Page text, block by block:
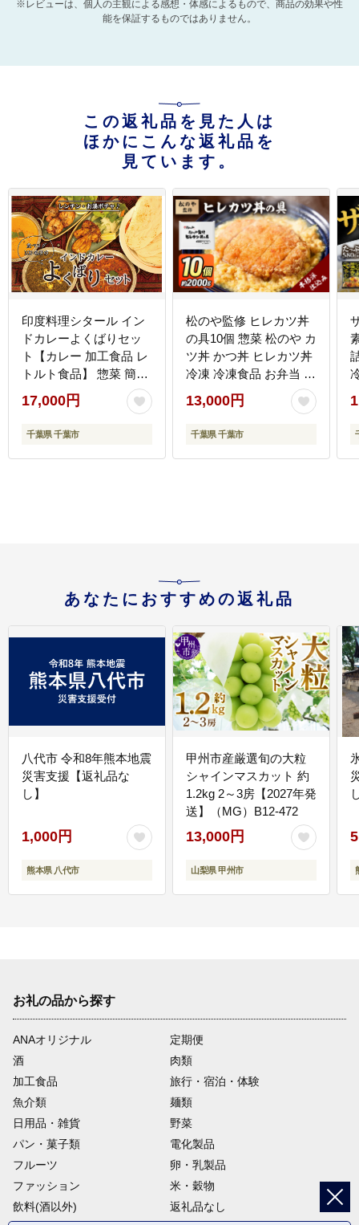
※レビューは、個人の主観による感想・体感によるもので、商品の効果や性
能を保証するものではありません。
この返礼品を見た人は
ほかにこんな返礼品を
見ています。
印度料理シタール イン
ドカレーよくばりセッ
ト【カレー 加工食品 レ
トルト食品】 惣菜 簡単
17,000円
千葉県 千葉市
松のや監修 ヒレカツ丼
の具10個 惣菜 松のや カ
ツ丼 かつ丼 ヒレカツ丼
冷凍 冷凍食品 お弁当 冷
凍惣菜 時短 簡単 レンジ
レンチン 松屋 千葉市 千
葉県
13,000円
千葉県 千葉市
あなたにおすすめの返礼品
八代市 令和8年熊本地震
災害支援【返礼品な
し】
1,000円
熊本県 八代市
甲州市産厳選旬の大粒
シャインマスカット 約
1.2kg 2～3房【2027年発
送】（MG）B12-472
13,000円
山梨県 甲州市
お礼の品から探す
ANAオリジナル
定期便
酒
肉類
加工食品
旅行・宿泊・体験
魚介類
麺類
日用品・雑貨
野菜
パン・菓子類
電化製品
フルーツ
卵・乳製品
ファッション
米・穀物
飲料(酒以外)
返礼品なし